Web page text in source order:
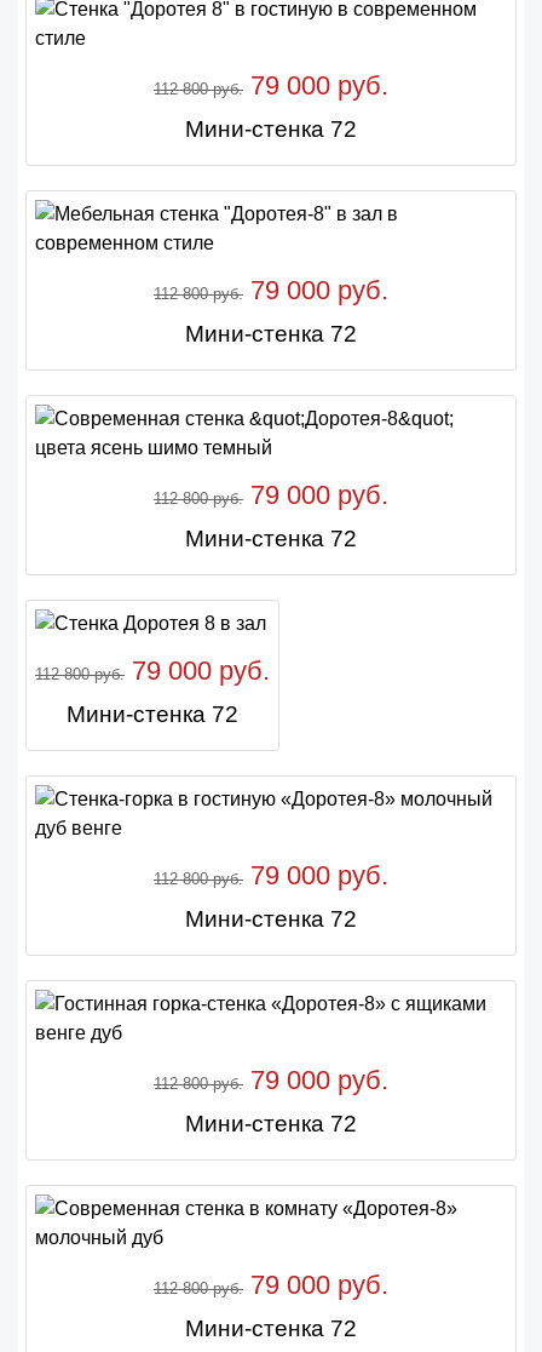
112 800 руб. 79 000 руб.
Мини-стенка 72
112 800 руб. 79 000 руб.
Мини-стенка 72
112 800 руб. 79 000 руб.
Мини-стенка 72
112 800 руб. 79 000 руб.
Мини-стенка 72
112 800 руб. 79 000 руб.
Мини-стенка 72
112 800 руб. 79 000 руб.
Мини-стенка 72
112 800 руб. 79 000 руб.
Мини-стенка 72